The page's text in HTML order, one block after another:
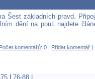
Šest základních pravd.
dění na pouti najdete
Počet komentářů: 0 | Přidat komentář |
76-88